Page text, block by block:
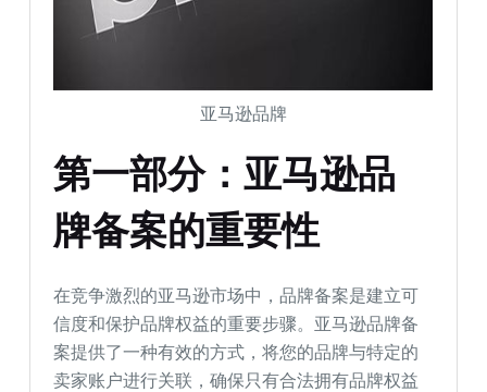
亚马逊品牌
第一部分：亚马逊品
牌备案的重要性
在竞争激烈的亚马逊市场中，品牌备案是建立可
信度和保护品牌权益的重要步骤。亚马逊品牌备
案提供了一种有效的方式，将您的品牌与特定的
卖家账户进行关联，确保只有合法拥有品牌权益